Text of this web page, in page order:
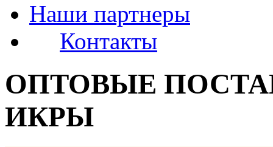
Наши партнеры
Контакты
ОПТОВЫЕ
ИКРЫ